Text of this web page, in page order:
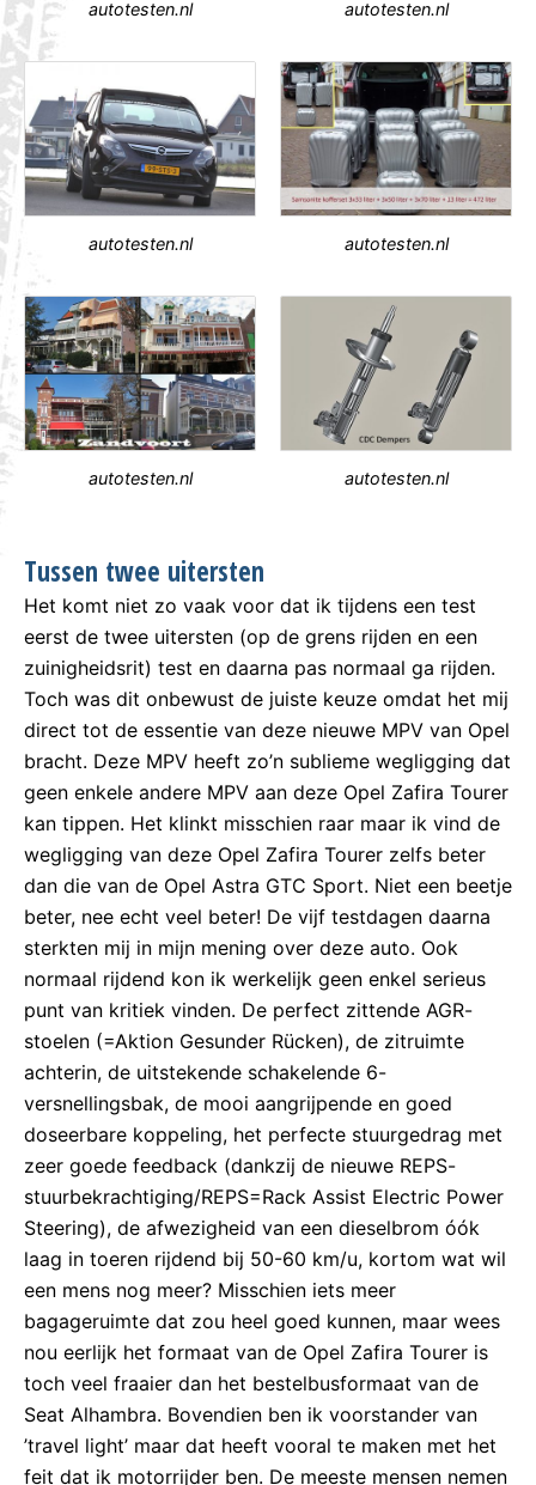
autotesten.nl autotesten.nl
autotesten.nl autotesten.nl
autotesten.nl autotesten.nl
Tussen twee uitersten
Het komt niet zo vaak voor dat ik tijdens een test
eerst de twee uitersten (op de grens rijden en een
zuinigheidsrit) test en daarna pas normaal ga rijden.
Toch was dit onbewust de juiste keuze omdat het mij
direct tot de essentie van deze nieuwe MPV van Opel
bracht. Deze MPV heeft zo’n sublieme wegligging dat
geen enkele andere MPV aan deze Opel Zafira Tourer
kan tippen. Het klinkt misschien raar maar ik vind de
wegligging van deze Opel Zafira Tourer zelfs beter
dan die van de Opel Astra GTC Sport. Niet een beetje
beter, nee echt veel beter! De vijf testdagen daarna
sterkten mij in mijn mening over deze auto. Ook
normaal rijdend kon ik werkelijk geen enkel serieus
punt van kritiek vinden. De perfect zittende AGR-
stoelen (=Aktion Gesunder Rücken), de zitruimte
achterin, de uitstekende schakelende 6-
versnellingsbak, de mooi aangrijpende en goed
doseerbare koppeling, het perfecte stuurgedrag met
zeer goede feedback (dankzij de nieuwe REPS-
stuurbekrachtiging/REPS=Rack Assist Electric Power
Steering), de afwezigheid van een dieselbrom óók
laag in toeren rijdend bij 50-60 km/u, kortom wat wil
een mens nog meer? Misschien iets meer
bagageruimte dat zou heel goed kunnen, maar wees
nou eerlijk het formaat van de Opel Zafira Tourer is
toch veel fraaier dan het bestelbusformaat van de
Seat Alhambra. Bovendien ben ik voorstander van
’travel light’ maar dat heeft vooral te maken met het
feit dat ik motorrijder ben. De meeste mensen nemen